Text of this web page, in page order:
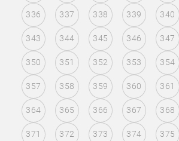
336 337 338 339 340
343 344 345 346 347
350 351 352 353 354
357 358 359 360 361
364 365 366 367 368
371 372 373 374 375